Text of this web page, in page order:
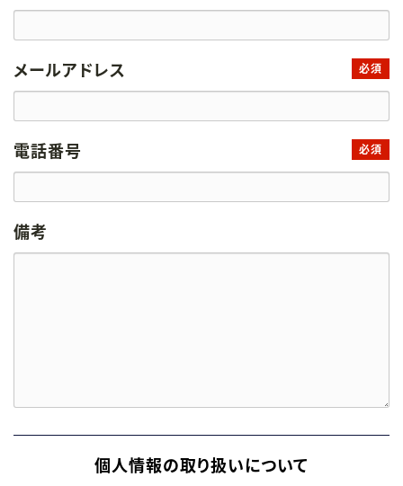
メールアドレス 必須
電話番号 必須
備考
個人情報の取り扱いについて